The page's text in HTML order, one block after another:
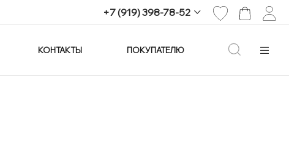
+7 (919) 398-78-52
+7 (919) 398-78-52
КОНТАКТЫ ПОКУПАТЕЛЮ